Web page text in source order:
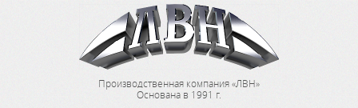
Производственная компания «ЛВН»
Основана в 1991 г.